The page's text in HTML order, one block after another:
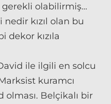
gerekli olabilirmiş…
kızıl olan bu
dekor kızıla
ile ilgili en solcu
kuramcı
Belçikalı bir